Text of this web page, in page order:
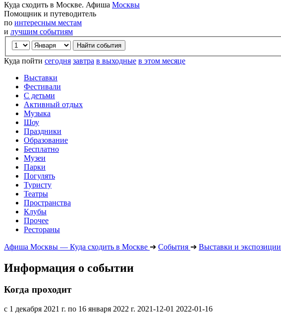
Куда сходить в Москве. Афиша Москвы
Помощник и путеводитель
по интересным местам
и лучшим событиям
Куда пойти сегодня завтра в выходные в этом месяце
Выставки
Фестивали
С детьми
Активный отдых
Музыка
Шоу
Праздники
Образование
Бесплатно
Музеи
Парки
Погулять
Туристу
Театры
Пространства
Клубы
Прочее
Рестораны
Афиша Москвы — Куда сходить в Москве ➔ События ➔ Выставки и экспозиции
Информация о событии
Когда проходит
с 1 декабря 2021 г. по 16 января 2022 г. 2021-12-01 2022-01-16